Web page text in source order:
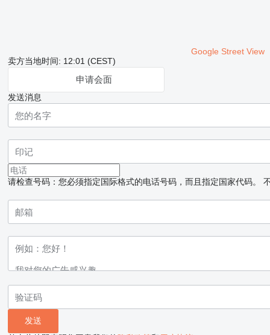
Google Street View
卖方当地时间: 12:01 (CEST)
申请会面
发送消息
请检查号码：您必须指定国际格式的电话号码，而且指定国家代码。